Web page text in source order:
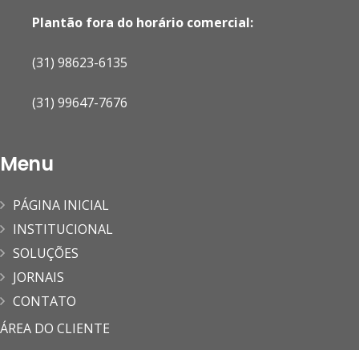
Plantão fora do horário comercial:
(31) 98623-6135
(31) 99647-7676
Menu
PÁGINA INICIAL
INSTITUCIONAL
SOLUÇÕES
JORNAIS
CONTATO
ÁREA DO CLIENTE